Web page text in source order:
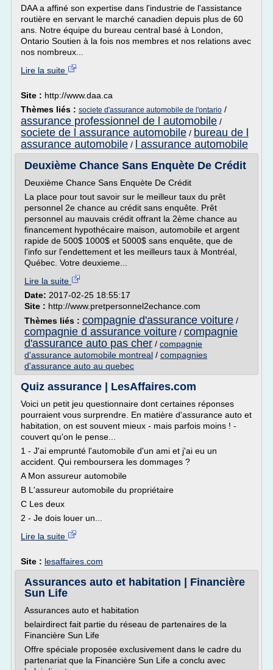
DAA a affiné son expertise dans l'industrie de l'assistance
routière en servant le marché canadien depuis plus de 60
ans. Notre équipe du bureau central basé à London,
Ontario Soutien à la fois nos membres et nos relations avec
nos nombreux...
Lire la suite
Site : http://www.daa.ca
Thèmes liés : societe d'assurance automobile de l'ontario /
assurance professionnel de l automobile /
societe de l assurance automobile / bureau de l
assurance automobile /
l assurance automobile
Deuxième Chance Sans Enquète De Crédit
Deuxième Chance Sans Enquète De Crédit
La place pour tout savoir sur le meilleur taux du prêt
personnel 2e chance au crédit sans enquête. Prêt
personnel au mauvais crédit offrant la 2ème chance au
financement hypothécaire maison, automobile et argent
rapide de 500$ 1000$ et 5000$ sans enquête, que de
l'info sur l'endettement et les meilleurs taux à Montréal,
Québec. Votre deuxieme...
Lire la suite
Date: 2017-02-25 18:55:17
Site : http://www.pretpersonnel2echance.com
Thèmes liés : compagnie d'assurance voiture /
compagnie d assurance voiture / compagnie
d'assurance auto pas cher / compagnie
d'assurance automobile montreal / compagnies
d'assurance auto au quebec
Quiz assurance | LesAffaires.com
Voici un petit jeu questionnaire dont certaines réponses
pourraient vous surprendre. En matière d'assurance auto et
habitation, on est souvent mieux - mais parfois moins ! -
couvert qu'on le pense...
1 - J'ai emprunté l'automobile d'un ami et j'ai eu un
accident. Qui remboursera les dommages ?
A Mon assureur automobile
B L'assureur automobile du propriétaire
C Les deux
2 - Je dois louer un...
Lire la suite
Site : lesaffaires.com
Assurances auto et habitation | Financière
Sun Life
Assurances auto et habitation
belairdirect fait partie du réseau de partenaires de la
Financière Sun Life
Offre spéciale proposée exclusivement dans le cadre du
partenariat que la Financière Sun Life a conclu avec